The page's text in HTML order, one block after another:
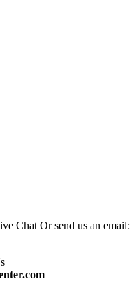
Chat Or send us an email: